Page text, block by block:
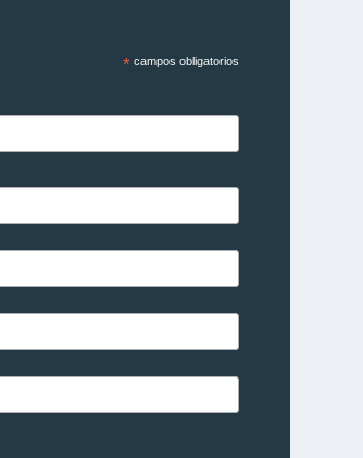
*campos obligatorios